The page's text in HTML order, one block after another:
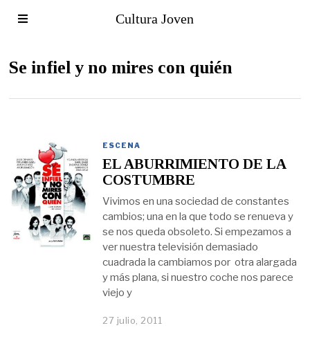
Cultura Joven
Se infiel y no mires con quién
ESCENA
EL ABURRIMIENTO DE LA
COSTUMBRE
Vivimos en una sociedad de constantes
cambios; una en la que todo se renueva y
se nos queda obsoleto. Si empezamos a
ver nuestra televisión demasiado
cuadrada la cambiamos por otra alargada
y más plana, si nuestro coche nos parece
viejo y
27 julio, 2011